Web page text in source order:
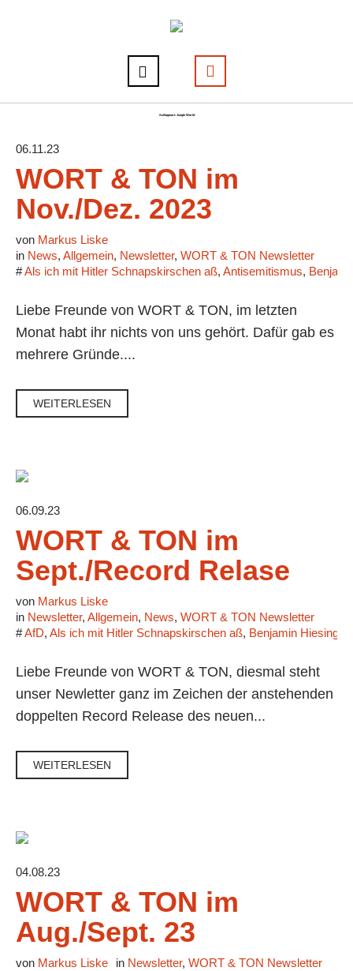
Schlagwort: Jungle World
06.11.23
WORT & TON im
Nov./Dez. 2023
von Markus Liske
in News, Allgemein, Newsletter, WORT & TON Newsletter
#Als ich mit Hitler Schnapskirschen aß, Antisemitismus,
Liebe Freunde von WORT & TON, im letzten
Monat habt ihr nichts von uns gehört. Dafür gab es
mehrere Gründe....
WEITERLESEN
06.09.23
WORT & TON im
Sept./Record Relase
von Markus Liske
in Newsletter, Allgemein, News, WORT & TON Newsletter
#AfD, Als ich mit Hitler Schnapskirschen aß, Benjamin Hiesinger
Liebe Freunde von WORT & TON, diesmal steht
unser Newletter ganz im Zeichen der anstehenden
doppelten Record Release des neuen...
WEITERLESEN
04.08.23
WORT & TON im
Aug./Sept. 23
von Markus Liske in Newsletter, WORT & TON Newsletter